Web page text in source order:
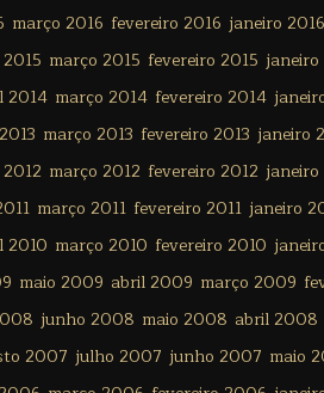
março 2016 fevereiro 2016 janeiro 2016
março 2015 fevereiro 2015 janeiro
2014 março 2014 fevereiro 2014
março 2013 fevereiro 2013 janeiro
março 2012 fevereiro 2012 janeiro
março 2011 fevereiro 2011 janeiro
2010 março 2010 fevereiro 2010
maio 2009 abril 2009 março 2009
junho 2008 maio 2008 abril 2008
2007 julho 2007 junho 2007 maio